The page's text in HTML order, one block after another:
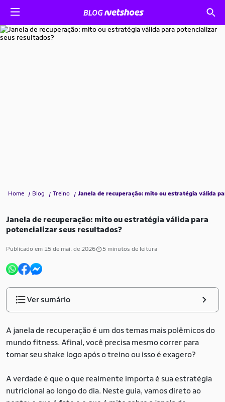
Janela de recuperação: mito ou estratégia válida para
potencializar seus resultados?
Publicado em 15 de mai. de 2026 5 minutos de leitura
Ver sumário
A janela de recuperação é um dos temas mais polêmicos do
mundo fitness. Afinal, você precisa mesmo correr para
tomar seu shake logo após o treino ou isso é exagero?
A verdade é que o que realmente importa é sua estratégia
nutricional ao longo do dia. Neste guia, vamos direto ao
Home Blog Treino Janela de recuperação: mito ou estratégia válida